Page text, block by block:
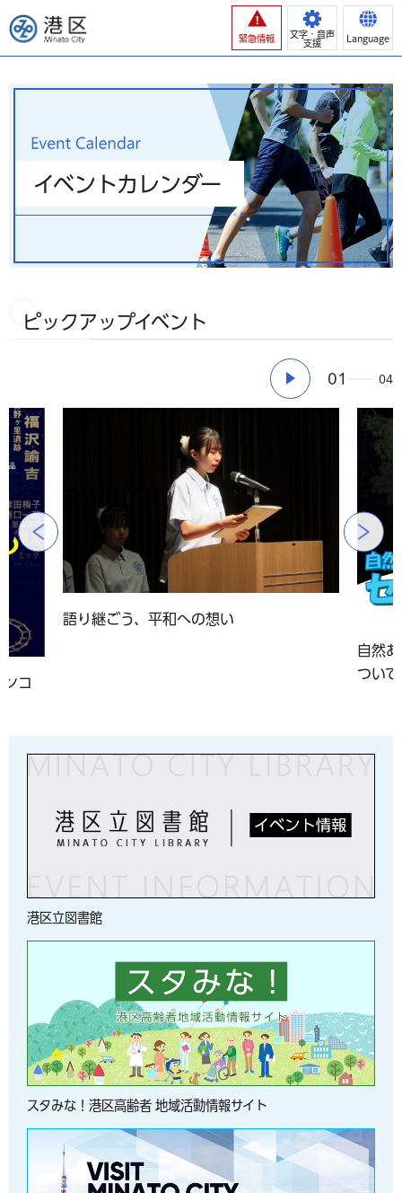
港区
緊急情報
文字・音声
支援
Language
イベントカレンダー
ピックアップイベント
前のスライドを表示
01 04
コ
語り継ごう、平和への想い
自然
つい
港区立図書館
スタみな！港区高齢者 地域活動情報サイト